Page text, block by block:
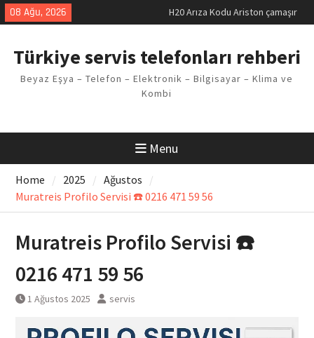
Skip
to
08 Ağu, 2026
LG kombi E2 Arızası Çözümü
Vaillant çamaşır makinesi E03
Arıza Kodu
Ferroli klima E3 Arızası Çözümü
Türkiye servis telefonları rehberi
Beyaz Eşya – Telefon – Elektronik – Bilgisayar – Klima ve
Kombi
Menu
Home 2025
Ağustos
Muratreis Profilo Servisi ☎️ 0216 471 59 56
Muratreis Profilo Servisi ☎️
0216 471 59 56
1 Ağustos 2025 servis